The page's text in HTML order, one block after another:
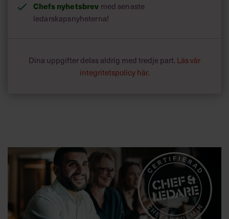
Chefs nyhetsbrev med senaste
ledarskapsnyheterna!
Dina uppgifter delas aldrig med tredje part. Läs vår
integritetspolicy här.